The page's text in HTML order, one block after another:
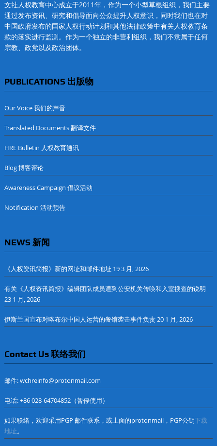
文社人权教育中心成立于2011年，作为一个小型草根组织，我们主要
通过发布资讯、研究和倡导面向公众提升人权意识，同时我们也在对
中国政府发布的国家人权行动计划和其他法律政策中有关人权教育条
款的落实进行监测。作为一个独立的非营利组织，我们不隶属于任何
宗教、政党以及政治团体。
PUBLICATIONS 出版物
Our Voice 我们的声音
Translated Documents 翻译文件
HRE Bulletin 人权教育通讯
Blog 博客评论
Awareness Campaign 倡议活动
Notification 活动预告
NEWS 新闻
《人权资讯简报》新的网址和邮件地址 19 3 月, 2026
有关《人权资讯简报》编辑团队成员遭到公安机关传唤和入室搜查的说明
23 1 月, 2026
伊斯兰国宣布对喀布尔中国人运营的餐馆袭击事件负责20 1 月, 2026
Contact Us 联络我们
邮件: wchreinfo@protonmail.com
电话: +86 028-64704852（暂停使用）
如果联络，欢迎采用PGP 邮件联系，或上面的protonmail，PGP公钥下载
地址。